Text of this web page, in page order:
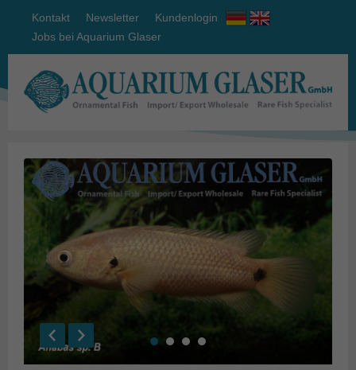
Kontakt Newsletter
Kundenlogin
Jobs bei Aquarium Glaser